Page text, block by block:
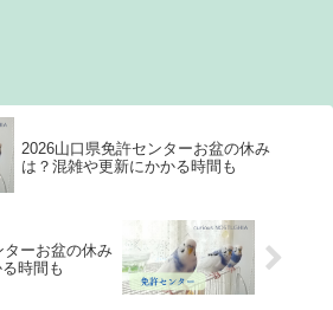
2026山口県免許センターお盆の休み
は？混雑や更新にかかる時間も
ターお盆の休み
時間も